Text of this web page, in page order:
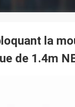
la
de 1.4m